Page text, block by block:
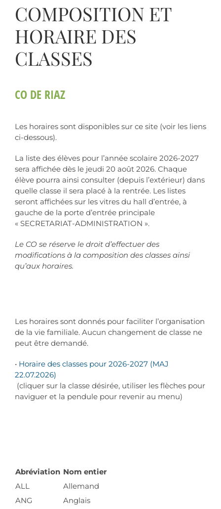
COMPOSITION ET
HORAIRE DES
CLASSES
CO DE RIAZ
Les horaires sont disponibles sur ce site (voir les liens
ci-dessous).
La liste des élèves pour l’année scolaire 2026-2027
sera affichée dès le jeudi 20 août 2026. Chaque
élève pourra ainsi consulter (depuis l’extérieur) dans
quelle classe il sera placé à la rentrée. Les listes
seront affichées sur les vitres du hall d’entrée, à
gauche de la porte d’entrée principale
« SECRETARIAT-ADMINISTRATION ».
Le CO se réserve le droit d’effectuer des
modifications à la composition des classes ainsi
qu’aux horaires.
Les horaires sont donnés pour faciliter l’organisation
de la vie familiale. Aucun changement de classe ne
peut être demandé.
• Horaire des classes pour 2026-2027 (MAJ
22.07.2026)
(cliquer sur la classe désirée, utiliser les flèches pour
naviguer et la pendule pour revenir au menu)
Abréviation Nom entier
ALL
Allemand
ANG
Anglais